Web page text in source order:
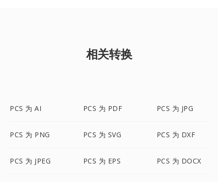
相关转换
PCS 为 AI PCS 为 PDF PCS 为 JPG
PCS 为 PNG PCS 为 SVG PCS 为 DXF
PCS 为 JPEG PCS 为 EPS PCS 为 DOCX